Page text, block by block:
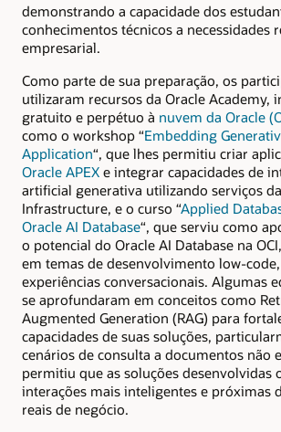
demonstrando a capacidade dos
conhecimentos técnicos a necessidades
empresarial.
Como parte de sua preparação, os
utilizaram recursos da Oracle Academy,
gratuito e perpétuo à nuvem da Oracle
como o workshop “Embedding
Application“, que lhes permitiu criar
Oracle APEX e integrar capacidades de
artificial generativa utilizando serviços
Infrastructure, e o curso “Applied
Oracle AI Database“, que serviu como
o potencial do Oracle AI Database na
em temas de desenvolvimento low-
experiências conversacionais. Algumas
se aprofundaram em conceitos como
Augmented Generation (RAG) para
capacidades de suas soluções,
cenários de consulta a documentos não
permitiu que as soluções desenvolvidas
interações mais inteligentes e próximas
reais de negócio.